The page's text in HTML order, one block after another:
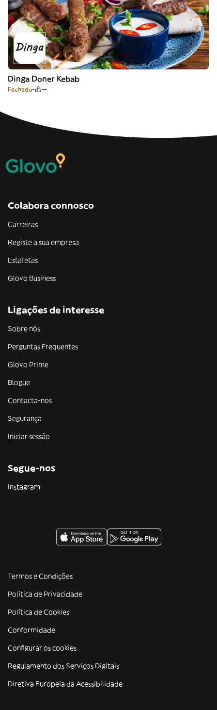
Dinga Doner Kebab
Fechado --
Colabora connosco
Carreiras
Registe a sua empresa
Estafetas
Glovo Business
Ligações de interesse
Sobre nós
Perguntas Frequentes
Glovo Prime
Blogue
Contacta-nos
Segurança
Iniciar sessão
Segue-nos
Instagram
Termos e Condições
Política de Privacidade
Política de Cookies
Conformidade
Configurar os cookies
Regulamento dos Serviços Digitais
Diretiva Europeia da Acessibilidade